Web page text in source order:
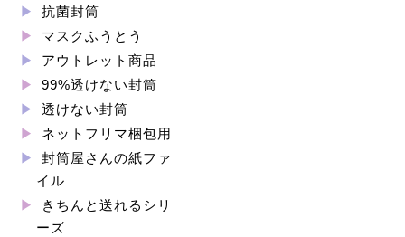
抗菌封筒
マスクふうとう
アウトレット商品
99%透けない封筒
透けない封筒
ネットフリマ梱包用
封筒屋さんの紙ファ
イル
きちんと送れるシリ
ーズ